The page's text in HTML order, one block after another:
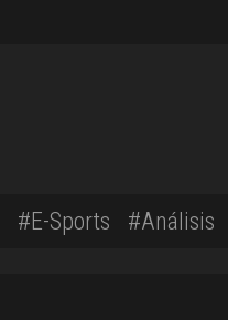
#E-Sports #Análisis